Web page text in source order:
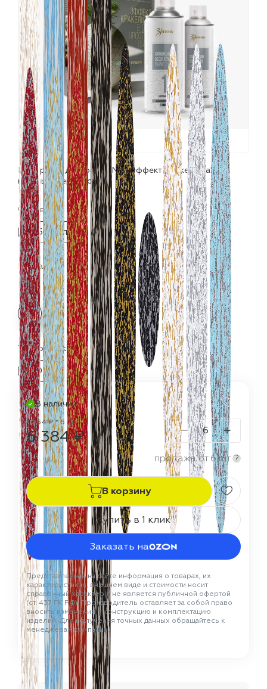
и эмали
Набор для декора SIANA "Эффект Кракелюра"
красный+серебро
Фасовка:
2х520 мл
Цвета:
Термостойкость:
150 °C
В наличии
1 064 ₽ * 6 шт
6 384 ₽
продажа от 6 шт. ?
В корзину
Купить в 1 клик
Заказать на
Представленная на сайте информация о товарах, их
характеристиках, внешнем виде и стоимости носит
справочный характер и не является публичной офертой
(ст. 437 ГК РФ). Производитель оставляет за собой право
вносить изменения в конструкцию и комплектацию
изделий. Для получения точных данных обращайтесь к
менеджерам компании.